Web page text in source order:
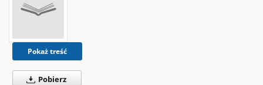
Pokaż treść
Pobierz